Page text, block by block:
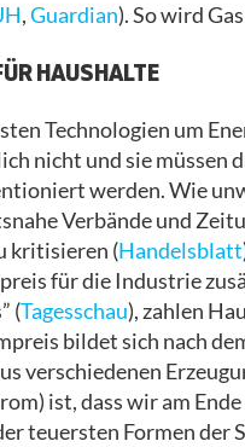
,Guardian). So wird
HAUSHALTE
Technologien um
nicht und sie müssen
werden. Wie
Verbände und
kritisieren (Handelsblatt
für die Industrie
(Tagesschau), zahlen
bildet sich nach
verschiedenen
ist, dass wir am
teuersten Formen